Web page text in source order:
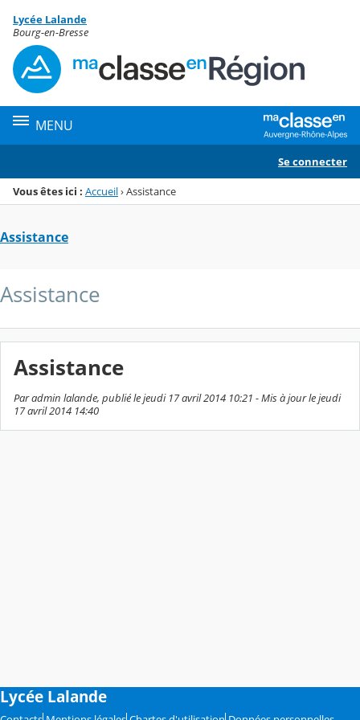
Menu de la rubrique
Contenu
Lycée Lalande
Bourg-en-Bresse
MENU
Se connecter
Vous êtes ici : Accueil›Assistance
Assistance
Assistance
Assistance
Par admin lalande, publié le jeudi 17 avril 2014 10:21 - Mis à jour le jeudi
17 avril 2014 14:40
Lycée Lalande